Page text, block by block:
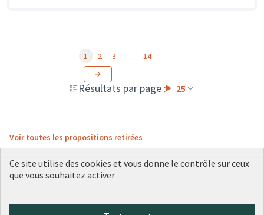
Résultats par page : 25
1 2 3 … 14
Voir toutes les propositions retirées
Ce site utilise des cookies et vous donne le contrôle sur ceux
que vous souhaitez activer